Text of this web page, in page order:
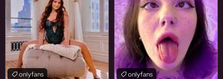
onlyfans onlyfans